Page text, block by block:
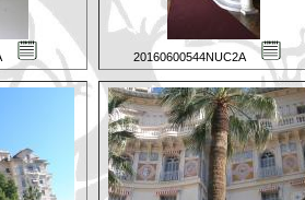
20160600544NUC2A